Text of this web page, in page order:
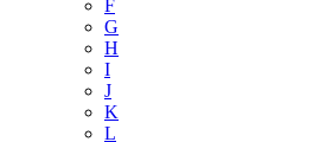
F
G
H
I
J
K
L